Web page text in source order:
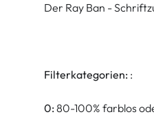
Der Ray Ban -
Filterkategorien: :
0: 80-100% farblos